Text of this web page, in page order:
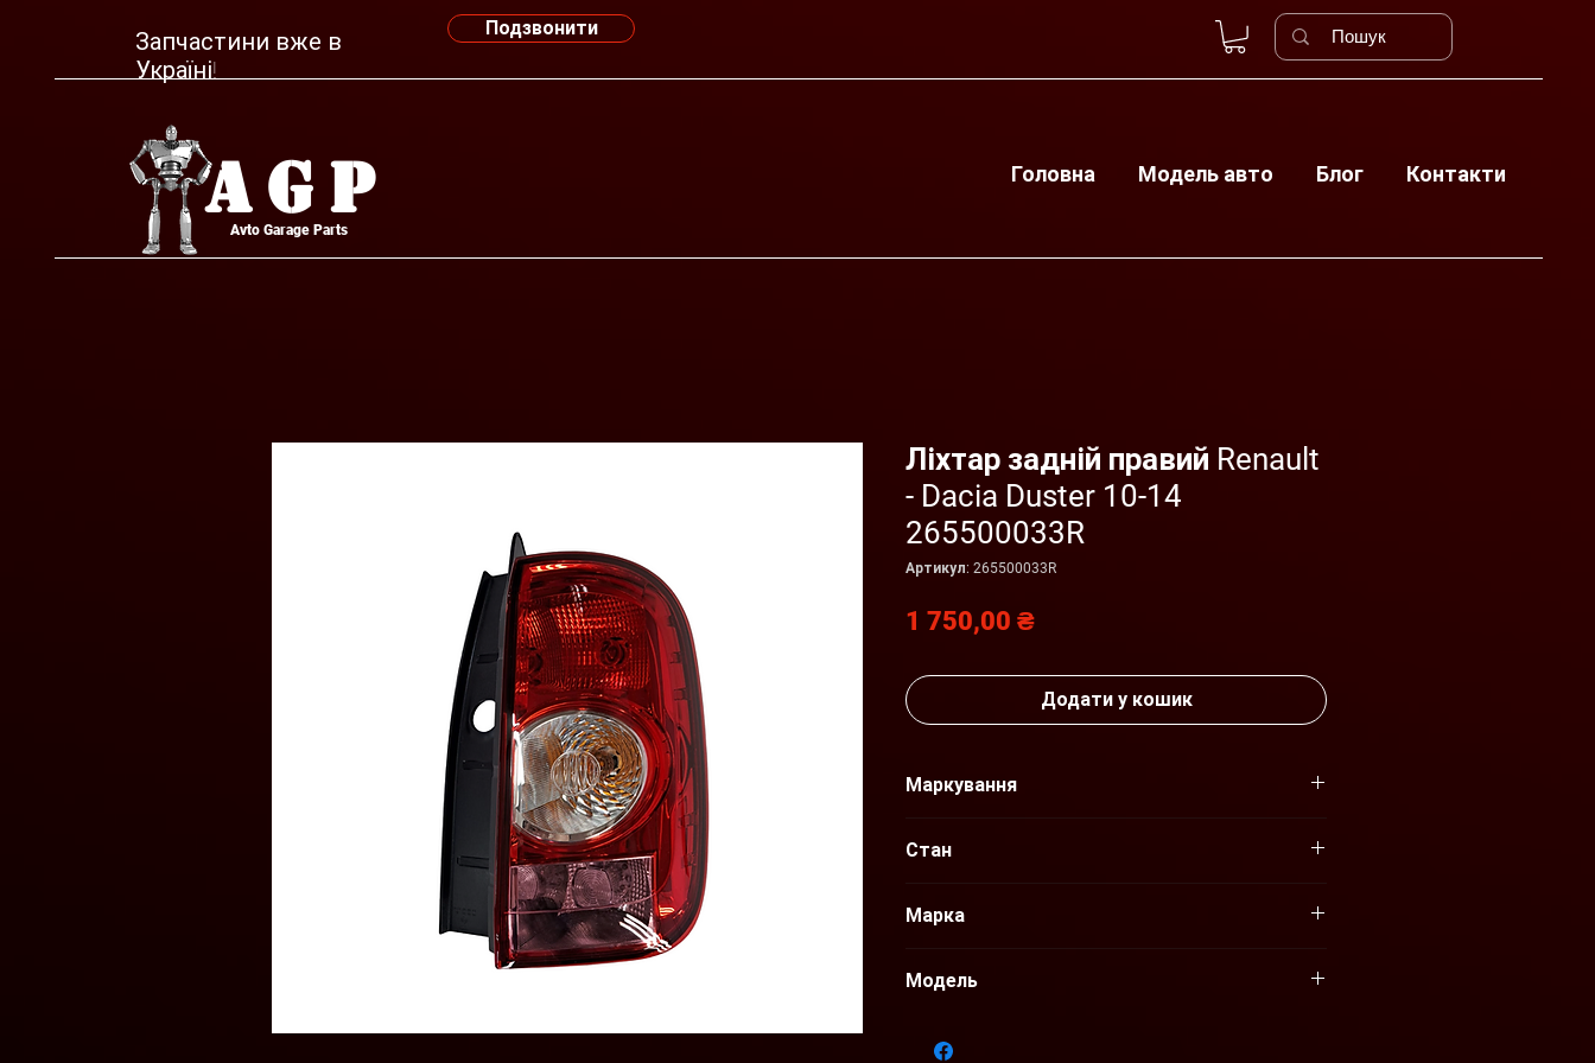
Запчастини вже в
Україні!
Подзвонити
AGP
Avto Garage Parts
Головна Модель авто Блог Контакти
Ліхтар задній правий Renault
- Dacia Duster 10-14
265500033R
Артикул: 265500033R
1 750,00 ₴Ціна
Додати у кошик
Маркування
Стан
Марка
Модель